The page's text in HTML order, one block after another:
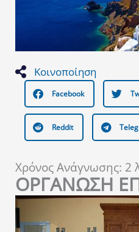
Κοινοποίηση
Facebook
Reddit
Χρόνος Ανάγνωσης: 2
ΟΡΓΑΝΩΣΗ